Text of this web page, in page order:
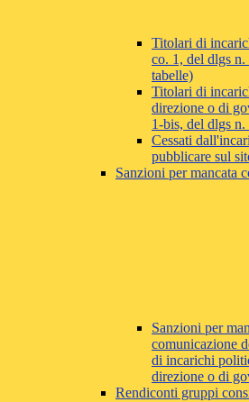
Titolari di
co. 1, del dlgs
tabelle)
Titolari di
direzione o di
1-bis, del dlgs
Cessati
pubblicare sul
Sanzioni per mancata
Sanzioni per
comunicazione
di incarichi
direzione o di
Rendiconti gruppi